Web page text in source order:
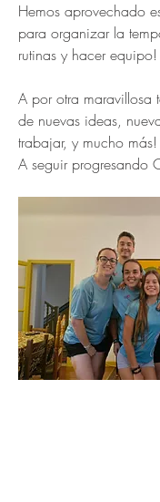
Previous
Hemos aprovechado
para organizar la
rutinas y hacer equipo!
A por otra maravillosa
de nuevas ideas,
trabajar, y mucho más!
A seguir progresando